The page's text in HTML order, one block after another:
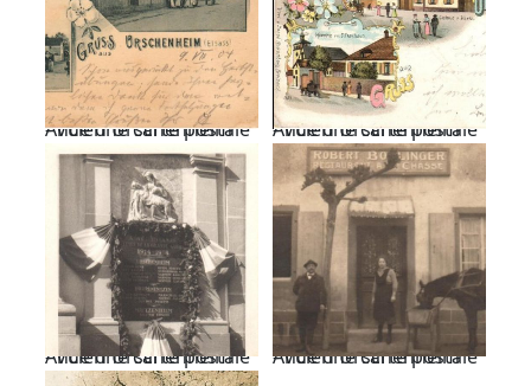
Ancienne carte postale - Vue d'Urschenheim Ancienne carte postale - Vue d'Urschenheim
Ancienne carte postale - Vue d'Urschenheim Ancienne carte postale - Vue d'Urschenheim